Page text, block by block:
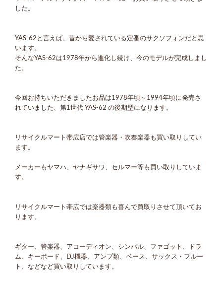
した。
YAS-62と言えば、昔から愛されている定番のサクソフォンだと思
います。
そんなYAS-62は1978年から進化し続け、今のモデルが完成しまし
た。
今回お持ちいただきましたお品は1978年頃～1994年頃に発売さ
れていました、第1世代 YAS-62 の後期型になります。
リサイクルマート帯広店では管楽器・吹奏楽器も買い取りしてい
ます。
メーカーもヤマハ、ヤナギサワ、セルマー等も買い取りしていま
す。
リサイクルマート帯広では楽器類も喜んで買取りさせて頂いてお
ります。
ギター、管楽器、アコーディオン、シンバル、ファゴット、ドラ
ム、キーボード、DJ機器、アンプ類、ベース、サックス・フルー
ト、などなど買い取りしています。